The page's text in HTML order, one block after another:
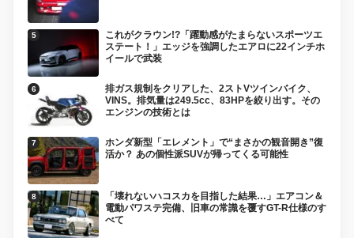
これがクラウン!?「躍動感がたまらないスポーツエ
ステート！」エッジを強調したエアロに22インチホ
イールで武装
排ガス規制をクリアした、2ストVツインバイク、
VINS。排気量は249.5cc、83HPを絞り出す。その
エンジンの技術とは
ホンダ新型「エレメント」で“まさかの観音開き”復
活か？ あの個性派SUVが帰ってくる可能性
「壊れないハコスカを目指した結果…」エアコン＆
電動パワステ完備、旧車の常識を覆すGT-R仕様のす
べて